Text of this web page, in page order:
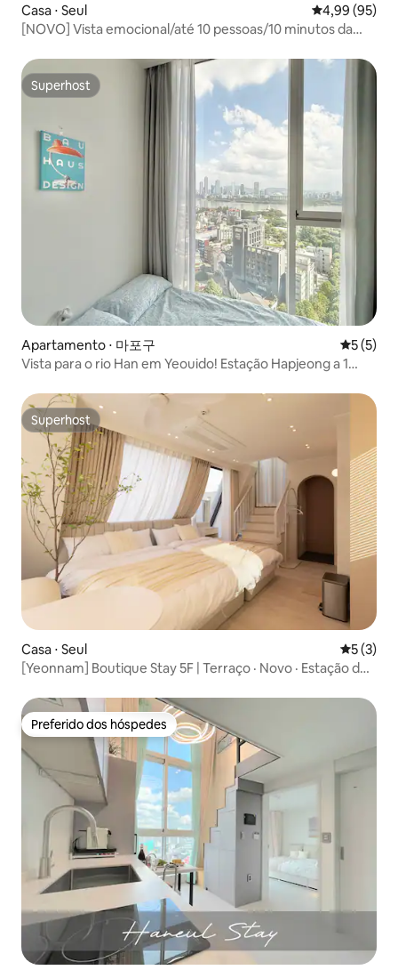
Casa ⋅ Seul 4,99 de uma
4,99 (95)
[NOVO] Vista emocional/até 10 pessoas/10 minutos da
Superhost
Superhost
Apartamento ⋅ 마포구 5 de
5 (5)
Vista para o rio Han em Yeouido! Estação Hapjeong a 1
a 5 minutos. 2 camas queen size. Olive Young a 2 minutos
Superhost
Superhost
Casa ⋅ Seul 5 de
5 (3)
[Yeonnam] Boutique Stay 5F | Terraço · Novo · Estação de
Preferido dos hóspedes
Preferido dos hóspedes